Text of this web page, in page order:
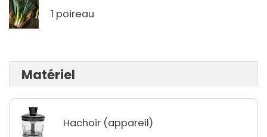
1 poireau
Matériel
Hachoir (appareil)